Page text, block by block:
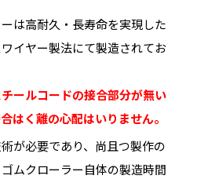
は高耐久・長寿命を実現した
イヤー製法にて製造されてお
ールコードの接合部分が無い
はく離の心配はいりません。
が必要であり、尚且つ製作の
ムクローラー自体の製造時間